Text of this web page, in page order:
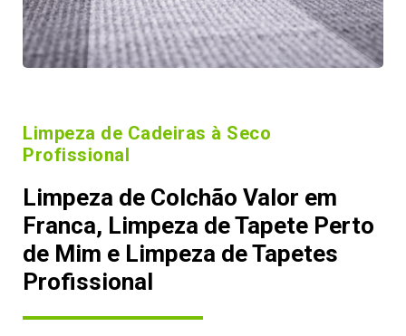
Limpeza de Cadeiras à Seco
Profissional
Limpeza de Colchão Valor em
Franca, Limpeza de Tapete Perto
de Mim e Limpeza de Tapetes
Profissional